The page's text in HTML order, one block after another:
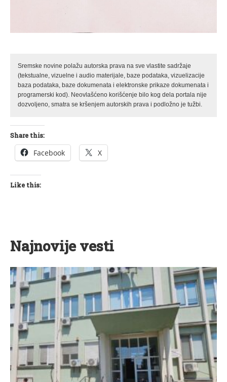
Sremske novine polažu autorska prava na sve vlastite sadržaje
(tekstualne, vizuelne i audio materijale, baze podataka, vizuelizacije
baza podataka, baze dokumenata i elektronske prikaze dokumenata i
programerski kod). Neovlašćeno korišćenje bilo kog dela portala nije
dozvoljeno, smatra se kršenjem autorskih prava i podložno je tužbi.
Share this:
Facebook X
Like this:
Najnovije vesti